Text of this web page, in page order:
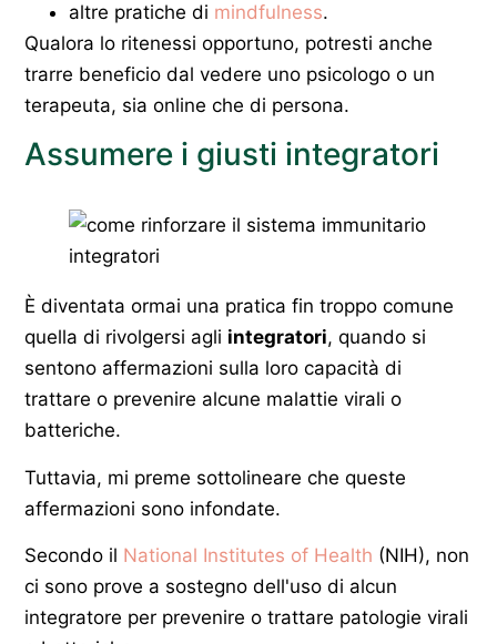
altre pratiche di mindfulness.
Qualora lo ritenessi opportuno, potresti anche
trarre beneficio dal vedere uno psicologo o un
terapeuta, sia online che di persona.
Assumere i giusti integratori
È diventata ormai una pratica fin troppo comune
quella di rivolgersi agli integratori, quando si
sentono affermazioni sulla loro capacità di
trattare o prevenire alcune malattie virali o
batteriche.
Tuttavia, mi preme sottolineare che queste
affermazioni sono infondate.
Secondo il National Institutes of Health (NIH), non
ci sono prove a sostegno dell'uso di alcun
integratore per prevenire o trattare patologie virali